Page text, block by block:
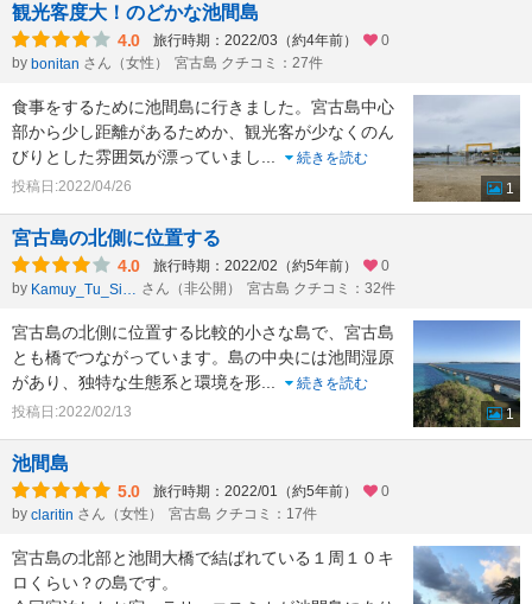
観光客度大！のどかな池間島
4.0 旅行時期：2022/03（約4年前）
0
by bonitan さん（女性） 宮古島 クチコミ：27件
食事をするために池間島に行きました。宮古島中心
部から少し距離があるためか、観光客が少なくのん
びりとした雰囲気が漂っていまし
続きを読む
投稿日:2022/04/26
1
宮古島の北側に位置する
4.0 旅行時期：2022/02（約5年前）
0
by
Kamuy_Tu_Sinta さん（非公開） 宮古島 クチコミ：32件
宮古島の北側に位置する比較的小さな島で、宮古島
とも橋でつながっています。島の中央には池間湿原
があり、独特な生態系と環境を形
続きを読む
投稿日:2022/02/13
1
池間島
5.0 旅行時期：2022/01（約5年前）
0
by claritin さん（女性） 宮古島 クチコミ：17件
宮古島の北部と池間大橋で結ばれている１周１０キ
ロくらい？の島です。